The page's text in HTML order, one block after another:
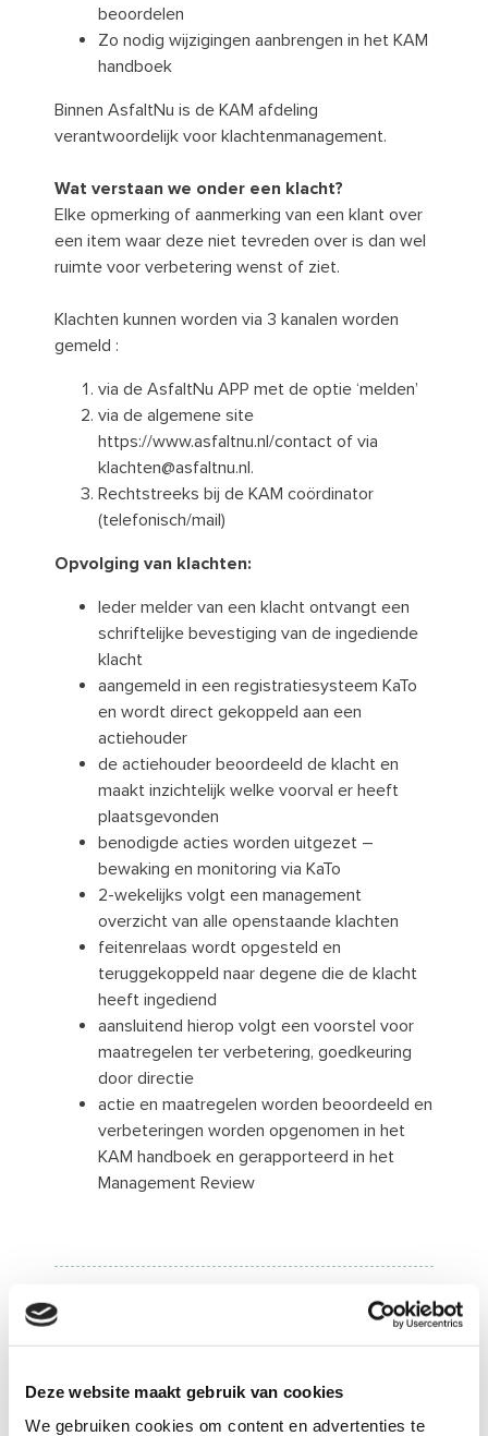
Deze website maakt gebruik van cookies
We gebruiken cookies om content en advertenties te
beoordelen
Zo nodig wijzigingen aanbrengen in het KAM
handboek
Binnen AsfaltNu is de KAM afdeling
verantwoordelijk voor klachtenmanagement.
Wat verstaan we onder een klacht?
Elke opmerking of aanmerking van een klant over
een item waar deze niet tevreden over is dan wel
ruimte voor verbetering wenst of ziet.
Klachten kunnen worden via 3 kanalen worden
gemeld :
via de AsfaltNu APP met de optie ‘melden’
via de algemene site
https://www.asfaltnu.nl/contact of via
klachten@asfaltnu.nl.
Rechtstreeks bij de KAM coördinator
(telefonisch/mail)
Opvolging van klachten:
Ieder melder van een klacht ontvangt een
schriftelijke bevestiging van de ingediende
klacht
aangemeld in een registratiesysteem KaTo
en wordt direct gekoppeld aan een
actiehouder
de actiehouder beoordeeld de klacht en
maakt inzichtelijk welke voorval er heeft
plaatsgevonden
benodigde acties worden uitgezet –
bewaking en monitoring via KaTo
2-wekelijks volgt een management
overzicht van alle openstaande klachten
feitenrelaas wordt opgesteld en
teruggekoppeld naar degene die de klacht
heeft ingediend
aansluitend hierop volgt een voorstel voor
maatregelen ter verbetering, goedkeuring
door directie
actie en maatregelen worden beoordeeld en
verbeteringen worden opgenomen in het
KAM handboek en gerapporteerd in het
Management Review
KAM coördinator / Veiligheidskundige